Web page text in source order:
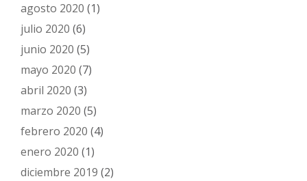
agosto 2020 (1)
julio 2020 (6)
junio 2020 (5)
mayo 2020 (7)
abril 2020 (3)
marzo 2020 (5)
febrero 2020 (4)
enero 2020 (1)
diciembre 2019 (2)